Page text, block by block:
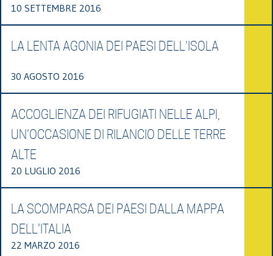
10 SETTEMBRE 2016
LA LENTA AGONIA DEI PAESI DELL'ISOLA
30 AGOSTO 2016
ACCOGLIENZA DEI RIFUGIATI NELLE ALPI,
UN’OCCASIONE DI RILANCIO DELLE TERRE
ALTE
20 LUGLIO 2016
LA SCOMPARSA DEI PAESI DALLA MAPPA
DELL’ITALIA
22 MARZO 2016